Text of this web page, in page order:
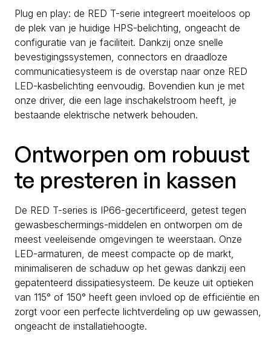
Plug en play: de RED T-serie integreert moeiteloos op
de plek van je huidige HPS-belichting, ongeacht de
configuratie van je faciliteit. Dankzij onze snelle
bevestigingssystemen, connectors en draadloze
communicatiesysteem is de overstap naar onze RED
LED-kasbelichting eenvoudig. Bovendien kun je met
onze driver, die een lage inschakelstroom heeft, je
bestaande elektrische netwerk behouden.
Ontworpen om robuust
te presteren in kassen
De RED T-series is IP66-gecertificeerd, getest tegen
gewasbeschermings-middelen en ontworpen om de
meest veeleisende omgevingen te weerstaan. Onze
LED-armaturen, de meest compacte op de markt,
minimaliseren de schaduw op het gewas dankzij een
gepatenteerd dissipatiesysteem. De keuze uit optieken
van 115° of 150° heeft geen invloed op de efficiëntie en
zorgt voor een perfecte lichtverdeling op uw gewassen,
ongeacht de installatiehoogte.